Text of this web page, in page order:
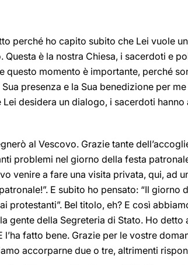
perché ho capito subito che Lei vuole
è la nostra Chiesa, i sacerdoti e
questo momento è importante, perché
presenza e la Sua benedizione per
desidera un dialogo, i sacerdoti
al Vescovo. Grazie tante
problemi nel giorno della festa
venire a fare una visita privata, qui, ad
E subito ho pensato: “Il giorno
protestanti”. Bel titolo, eh? E così
gente della Segreteria di Stato. Ho detto
fatto bene. Grazie per le vostre
accorparne due o tre, altrimenti